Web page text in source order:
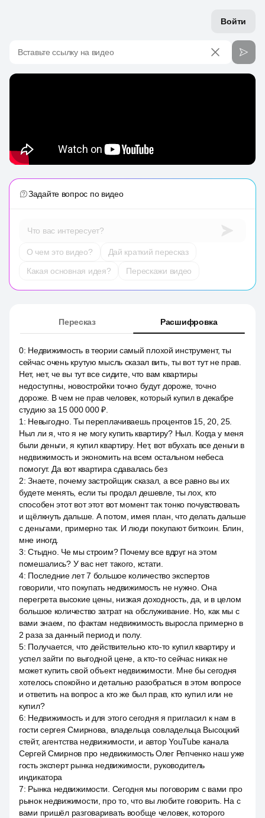
Войти
Вставьте ссылку на видео
Задайте вопрос по видео
Что вас интересует?
О чем это видео?
Дай краткий пересказ
Какая основная идея?
Перескажи видео
Пересказ Расшифровка
0: Недвижимость в теории самый плохой инструмент, ты
сейчас очень крутую мысль сказал вить, ты вот тут не прав.
Нет, нет, че вы тут все сидите, что вам квартиры
недоступны, новостройки точно будут дороже, точно
дороже. В чем не прав человек, который купил в декабре
студию за 15 000 000 ₽.
1 : Невыгодно. Ты переплачиваешь процентов 15, 20, 25.
Ныл ли я, что я не могу купить квартиру? Ныл. Когда у меня
были деньги, я купил квартиру. Нет, вот вбухать все деньги в
недвижимость и экономить на всем остальном небеса
помогут. Да вот квартира сдавалась без
2:Знаете, почему застройщик сказал, а все равно вы их
будете менять, если ты продал дешевле, ты лох, кто
способен этот вот этот вот момент так тонко почувствовать
и щёлкнуть дальше. А потом, имея план, что делать дальше
с деньгами, примерно так. И люди покупают биткоин. Блин,
мне иногд.
3:Стыдно. Че мы строим? Почему все вдруг на этом
помешались? У вас нет такого, кстати.
4: Последние лет 7 большое количество экспертов
говорили, что покупать недвижимость не нужно. Она
перегрета высокие цены, низкая доходность, да, и в целом
большое количество затрат на обслуживание. Но, как мы с
вами знаем, по фактам недвижимость выросла примерно в
2 раза за данный период и полу.
5: Получается, что действительно кто-то купил квартиру и
успел зайти по выгодной цене, а кто-то сейчас никак не
может купить свой объект недвижимости. Мне бы сегодня
хотелось спокойно и детально разобраться в этом вопросе
и ответить на вопрос а кто же был прав, кто купил или не
купил?
6: Недвижимость и для этого сегодня я пригласил к нам в
гости сергея Смирнова, владельца совладельца Высоцкий
стейт, агентства недвижимости, и автор YouTube канала
Сергей Смирнов про недвижимость Олег Репченко наш уже
гость эксперт рынка недвижимости, руководитель
индикатора
7: Рынка недвижимости. Сегодня мы поговорим с вами про
рынок недвижимости, про то, что вы любите говорить. На с
вами пришёл разговаривать вообще человек, которого